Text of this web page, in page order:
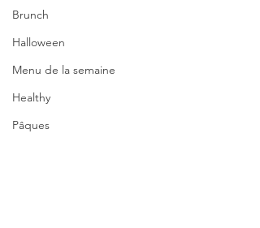
Brunch
Halloween
Menu de la semaine
Healthy
Pâques